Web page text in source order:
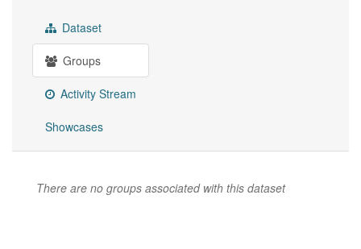
Dataset
Groups
Activity Stream
Showcases
There are no groups associated with this dataset